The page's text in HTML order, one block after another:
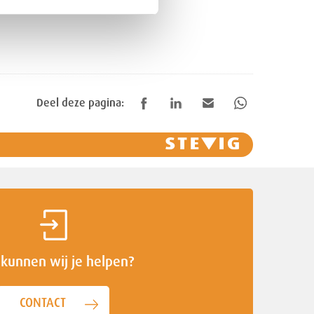
Deel deze pagina:
wij je helpen?
CONTACT